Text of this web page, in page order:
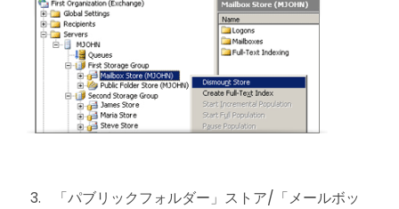
「パブリックフォルダー」ストア/「メールボッ